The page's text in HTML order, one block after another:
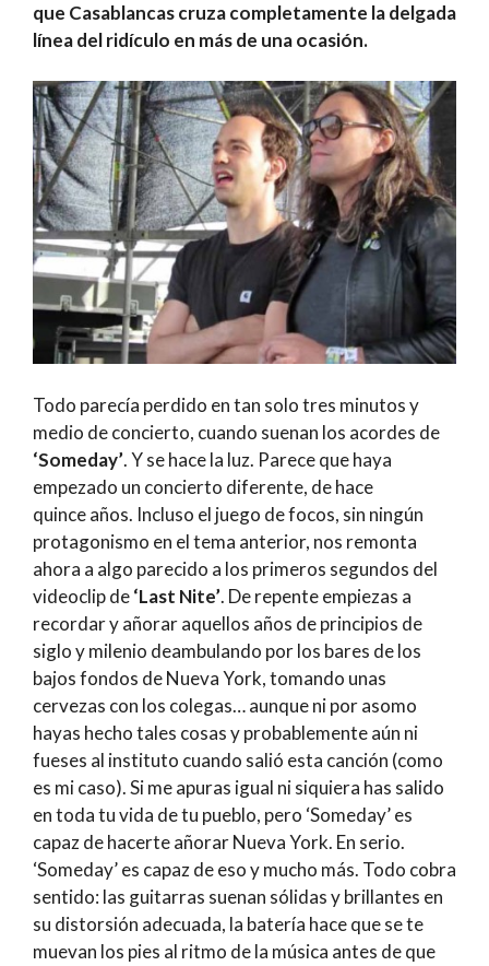
que Casablancas cruza completamente la delgada
línea del ridículo en más de una ocasión.
Todo parecía perdido en tan solo tres minutos y
medio de concierto, cuando suenan los acordes de
‘Someday’. Y se hace la luz. Parece que haya
empezado un concierto diferente, de hace
quince años. Incluso el juego de focos, sin ningún
protagonismo en el tema anterior, nos remonta
ahora a algo parecido a los primeros segundos del
videoclip de‘Last Nite’. De repente empiezas a
recordar y añorar aquellos años de principios de
siglo y milenio deambulando por los bares de los
bajos fondos de Nueva York, tomando unas
cervezas con los colegas… aunque ni por asomo
hayas hecho tales cosas y probablemente aún ni
fueses al instituto cuando salió esta canción (como
es mi caso). Si me apuras igual ni siquiera has salido
en toda tu vida de tu pueblo, pero ‘Someday’ es
capaz de hacerte añorar Nueva York. En serio.
‘Someday’ es capaz de eso y mucho más. Todo cobra
sentido: las guitarras suenan sólidas y brillantes en
su distorsión adecuada, la batería hace que se te
muevan los pies al ritmo de la música antes de que